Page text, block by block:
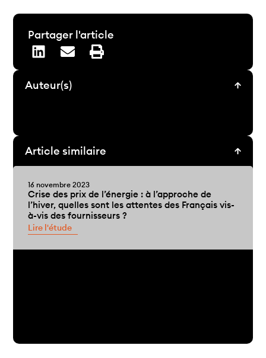
Partager l'article
Auteur(s)
Article similaire
16 novembre 2023
Crise des prix de l’énergie : à l’approche de
l’hiver, quelles sont les attentes des Français vis-
à-vis des fournisseurs ?
Lire l'étude